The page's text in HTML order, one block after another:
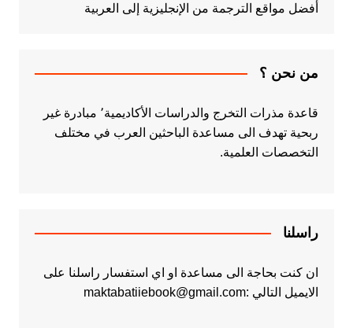
أفضل مواقع الترجمة من الإنجليزية إلى العربية
من نحن ؟
قاعدة مذرات التخرج والدراسات الأكاديمية٬ مبادرة غير
ربحية تهدف الى مساعدة الباحثين العرب في مختلف
التخصصات العلمية.
راسلنا
ان كنت بحاجة الى مساعدة او اي استفسار راسلنا على
الايميل التالي :maktabatiiebook@gmail.com